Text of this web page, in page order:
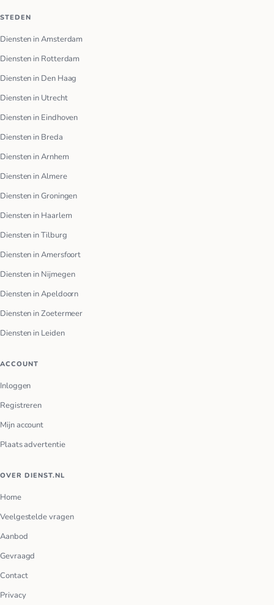
STEDEN
Diensten in Amsterdam
Diensten in Rotterdam
Diensten in Den Haag
Diensten in Utrecht
Diensten in Eindhoven
Diensten in Breda
Diensten in Arnhem
Diensten in Almere
Diensten in Groningen
Diensten in Haarlem
Diensten in Tilburg
Diensten in Amersfoort
Diensten in Nijmegen
Diensten in Apeldoorn
Diensten in Zoetermeer
Diensten in Leiden
ACCOUNT
Inloggen
Registreren
Mijn account
Plaats advertentie
OVER DIENST.NL
Home
Veelgestelde vragen
Aanbod
Gevraagd
Contact
Privacy